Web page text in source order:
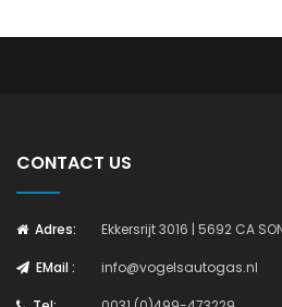
CONTACT US
Adres: Ekkersrijt 3016 | 5692 CA
EMail : info@vogelsautogas.nl